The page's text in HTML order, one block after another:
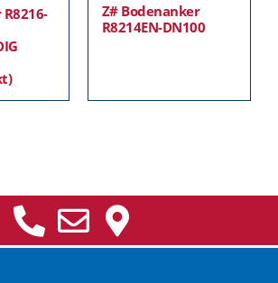
Z# Bodenanker
R8214EN-DN100